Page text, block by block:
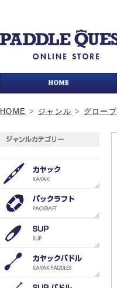
HOME > ジャンル > グローブ